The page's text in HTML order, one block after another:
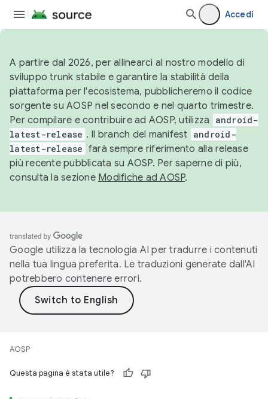
Accedi
A partire dal 2026, per allinearci al nostro modello di
sviluppo trunk stabile e garantire la stabilità della
piattaforma per l'ecosistema, pubblicheremo il codice
sorgente su AOSP nel secondo e nel quarto trimestre.
Per compilare e contribuire ad AOSP, utilizza
android-
latest-release . Il branch del manifest android-
latest-release farà sempre riferimento alla release
più recente pubblicata su AOSP. Per saperne di più,
consulta la sezione Modifiche ad AOSP.
Google utilizza la tecnologia AI per tradurre i contenuti
nella tua lingua preferita. Le traduzioni generate dall'AI
potrebbero contenere errori.
AOSP
Questa pagina è stata utile?